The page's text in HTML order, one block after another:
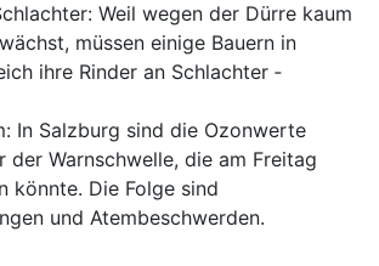
Weil wegen der Dürre kaum
müssen einige Bauern in
ihre Rinder an Schlachter
In Salzburg sind die Ozonwerte
der Warnschwelle, die am Freitag
könnte. Die Folge sind
und Atembeschwerden.